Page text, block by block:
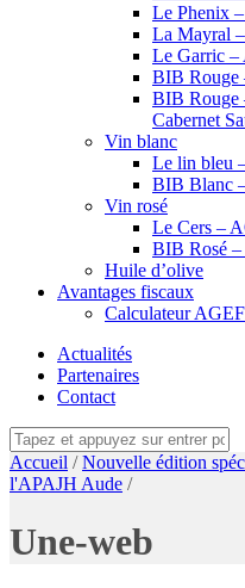
Le Phenix
La Mayral
Le Garric –
BIB Rouge
BIB Rouge
Cabernet
Vin blanc
Le lin bleu
BIB Blanc
Vin rosé
Le Cers –
BIB Rosé –
Huile d’olive
Avantages fiscaux
Calculateur
Actualités
Partenaires
Contact
Accueil /Nouvelle édition
l'APAJH Aude /
Une-web